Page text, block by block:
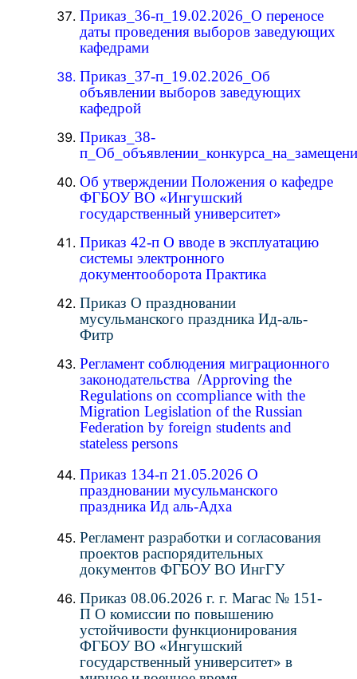
Приказ_36-п_19.02.2026_О переносе
даты проведения выборов заведующих
кафедрами
Приказ_37-п_19.02.2026_Об
объявлении выборов заведующих
кафедрой
Приказ_38-
Об утверждении Положения о кафедре
ФГБОУ ВО «Ингушский
государственный университет»
Приказ 42-п О вводе в эксплуатацию
системы электронного
документооборота Практика
Приказ О праздновании
мусульманского праздника Ид-аль-
Фитр
Регламент соблюдения миграционного
законодательства /Approving the
Regulations on сcompliance with the
Migration Legislation of the Russian
Federation by foreign students and
stateless persons
Приказ 134-п 21.05.2026 О
праздновании мусульманского
праздника Ид аль-Адха
Регламент разработки и согласования
проектов распорядительных
документов ФГБОУ ВО ИнгГУ
Приказ 08.06.2026 г. г. Магас № 151-
П О комиссии по повышению
устойчивости функционирования
ФГБОУ ВО «Ингушский
государственный университет» в